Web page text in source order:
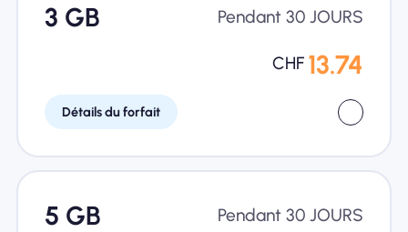
3 GB Pendant 30 JOURS
CHF 13.74
Détails du forfait
5 GB Pendant 30 JOURS